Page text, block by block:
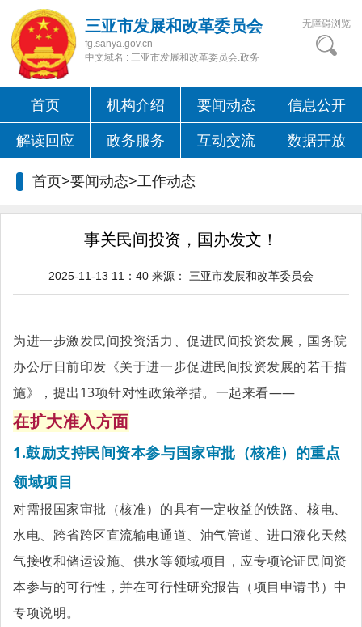
三亚市发展和改革委员会
fg.sanya.gov.cn
中文域名 : 三亚市发展和改革委员会.政务
无障碍浏览
首页 机构介绍 要闻动态 信息公开
解读回应 政务服务 互动交流 数据开放
首页>要闻动态>工作动态
事关民间投资，国办发文！
2025-11-13 11：40 来源： 三亚市发展和改革委员会
为进一步激发民间投资活力、促进民间投资发展，国务院
办公厅日前印发 《关于进一步促进民间投资发展的若干措
施》
，提出13项针对性政策举措。一起来看——
在扩大准入方面
1.鼓励支持民间资本参与国家审批（核准）的重点
领域项目
对需报国家审批（核准）的具有一定收益的铁路、核电、
水电、跨省跨区直流输电通道、油气管道、进口液化天然
气接收和储运设施、供水等领域项目，应专项论证民间资
本参与的可行性，并在可行性研究报告（项目申请书）中
专项说明。